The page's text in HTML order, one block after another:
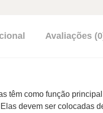
Avaliações
têm como função
devem ser colocadas